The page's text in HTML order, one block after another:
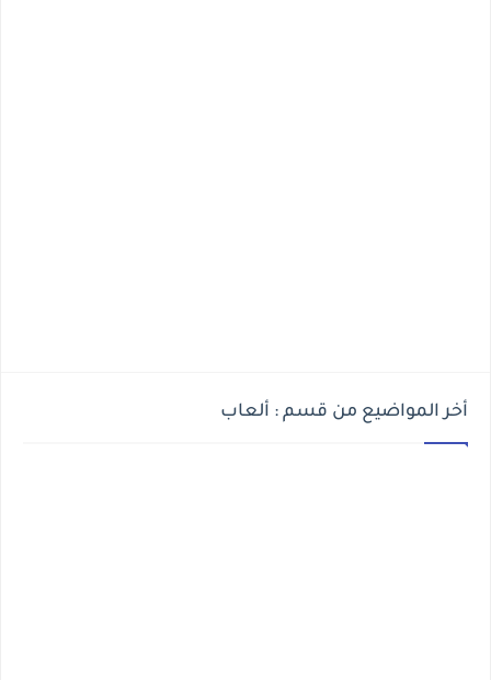
أخر المواضيع من قسم : ألعاب